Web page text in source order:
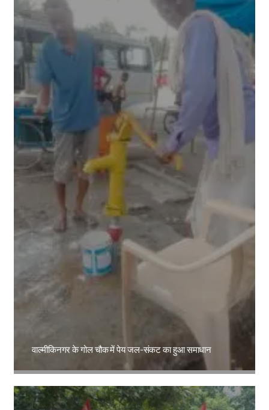
वाल्मीकिनगर के गोल चौक में पेय जल-संकट का हुआ समाधान